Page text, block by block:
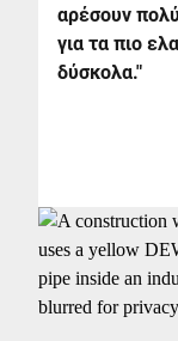
αρέσουν
για τα πιο
δύσκολα."